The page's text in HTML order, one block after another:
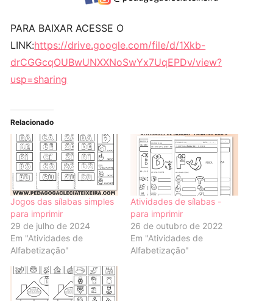
PARA BAIXAR ACESSE O
LINK:https://drive.google.com/file/d/1Xkb-
drCGGcqOUBwUNXXNoSwYx7UqEPDv/view?
usp=sharing
Relacionado
Jogos das sílabas simples
para imprimir
29 de julho de 2024
Em "Atividades de
Alfabetização"
Atividades de sílabas -
para imprimir
26 de outubro de 2022
Em "Atividades de
Alfabetização"